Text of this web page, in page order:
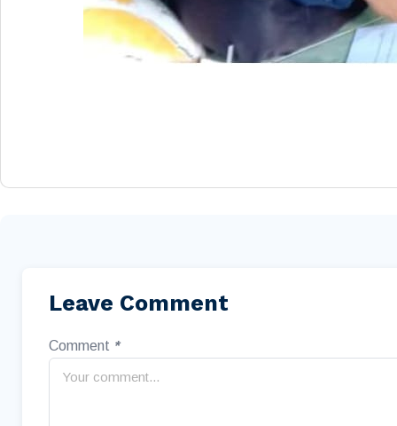
Leave Comment
Comment *